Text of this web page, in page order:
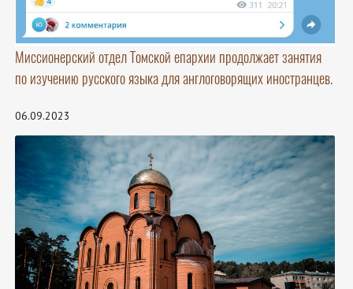
Миссионерский отдел Томской епархии продолжает занятия
по изучению русского языка для англоговорящих иностранцев.
06.09.2023